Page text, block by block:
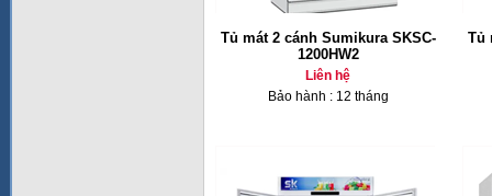
Tủ mát 2 cánh Sumikura SKSC-
1200HW2
Liên hệ
Bảo hành : 12 tháng
Tủ